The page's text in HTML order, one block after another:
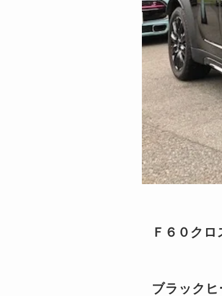
Ｆ６０ク
ブラックヒ